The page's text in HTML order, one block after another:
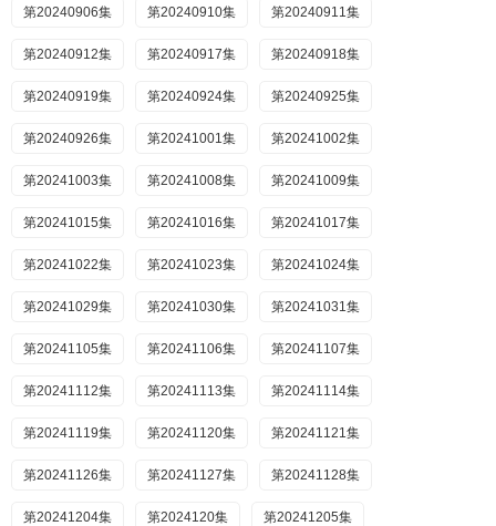
第20240906集 第20240910集 第20240911集
第20240912集 第20240917集 第20240918集
第20240919集 第20240924集 第20240925集
第20240926集 第20241001集 第20241002集
第20241003集 第20241008集 第20241009集
第20241015集 第20241016集 第20241017集
第20241022集 第20241023集 第20241024集
第20241029集 第20241030集 第20241031集
第20241105集 第20241106集 第20241107集
第20241112集 第20241113集 第20241114集
第20241119集 第20241120集 第20241121集
第20241126集 第20241127集 第20241128集
第20241204集 第2024120集 第20241205集